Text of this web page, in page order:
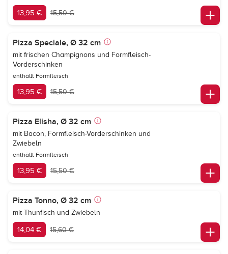
13,95 € 15,50 €
Pizza Speciale, Ø 32 cm
mit frischen Champignons und Formfleisch-
Vorderschinken
enthällt Formfleisch
13,95 € 15,50 €
Pizza Elisha, Ø 32 cm
mit Bacon, Formfleisch-Vorderschinken und
Zwiebeln
enthällt Formfleisch
13,95 € 15,50 €
Pizza Tonno, Ø 32 cm
mit Thunfisch und Zwiebeln
14,04 € 15,60 €